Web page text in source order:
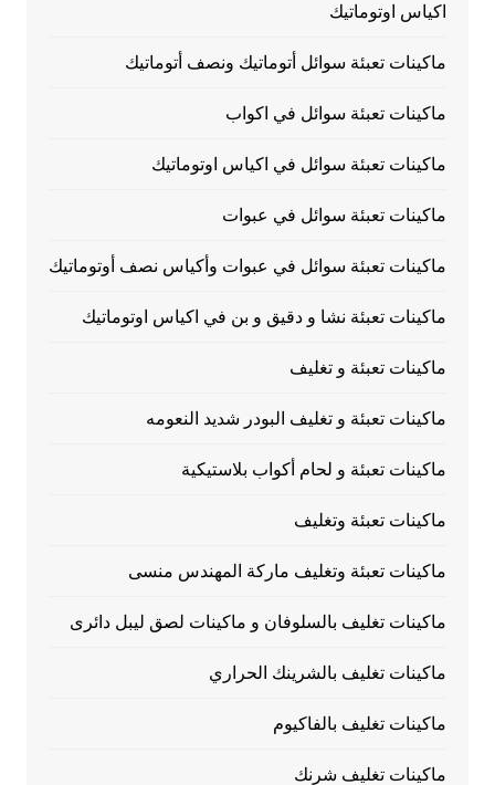
اكياس اوتوماتيك
ماكينات تعبئة سوائل أتوماتيك ونصف أتوماتيك
ماكينات تعبئة سوائل في اكواب
ماكينات تعبئة سوائل في اكياس اوتوماتيك
ماكينات تعبئة سوائل في عبوات
ماكينات تعبئة سوائل في عبوات وأكياس نصف أوتوماتيك
ماكينات تعبئة نشا و دقيق و بن في اكياس اوتوماتيك
ماكينات تعبئة و تغليف
ماكينات تعبئة و تغليف البودر شديد النعومه
ماكينات تعبئة و لحام أكواب بلاستيكية
ماكينات تعبئة وتغليف
ماكينات تعبئة وتغليف ماركة المهندس منسى
ماكينات تغليف بالسلوفان و ماكينات لصق ليبل دائرى
ماكينات تغليف بالشرينك الحراري
ماكينات تغليف بالفاكيوم
ماكينات تغليف شرنك